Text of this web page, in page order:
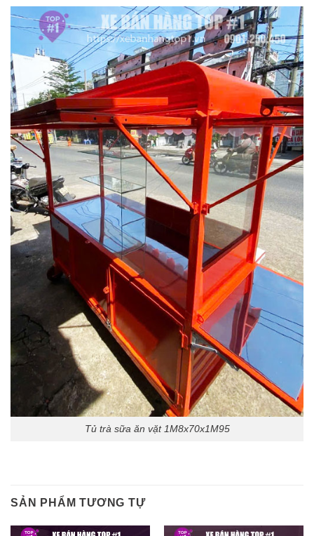
Tủ trà sữa ăn vặt 1M8x70x1M95
SẢN PHẨM TƯƠNG TỰ